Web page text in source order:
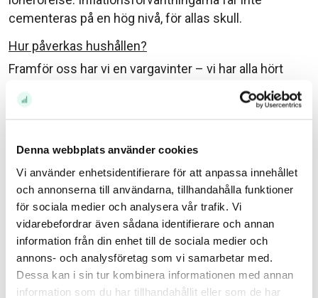
Denna webbplats använder cookies
Vi använder enhetsidentifierare för att anpassa innehållet
och annonserna till användarna, tillhandahålla funktioner
för sociala medier och analysera vår trafik. Vi
vidarebefordrar även sådana identifierare och annan
information från din enhet till de sociala medier och
annons- och analysföretag som vi samarbetar med.
Dessa kan i sin tur kombinera informationen med annan
information som du har tillhandahållit eller som de har
cementeras på en hög nivå, för allas skull.
Hur påverkas hushållen?
Framför oss har vi en vargavinter – vi har alla hört
ordet i valrörelsen – med en potentiell energikris på
halsen, stigande bolåneräntor, matpriser och alltjämt
pölsa.
Det har dock pratats om stöd för höga elpriser,
amorteringsfrihet och sänkta drivmedelskostnader.
Alldeles oavsett och storlek på plånbok kommer
hushållen få prioritera hårdare när stigande
kostnaden på det mesta undrantränger spar- och
konsumtionsutrymme. I det längre perspektivet lär
de höga energipriserna leda till ett ökat intresse från